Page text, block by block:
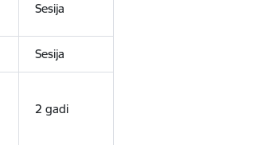
Sesija
Sesija
2 gadi